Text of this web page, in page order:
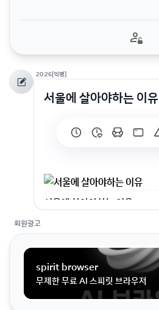
20:26[익명]
서울에 살아야하는 이유
서울에 살아야하는 이유
회원광고
spirit browser
무제한 무료 AI 스피릿 브라우저